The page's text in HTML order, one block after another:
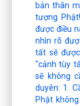
bản thân
tượng
được điều
nhìn rõ
tất sẽ
“cảnh tùy
sẽ không
duyên: 1.
Phật